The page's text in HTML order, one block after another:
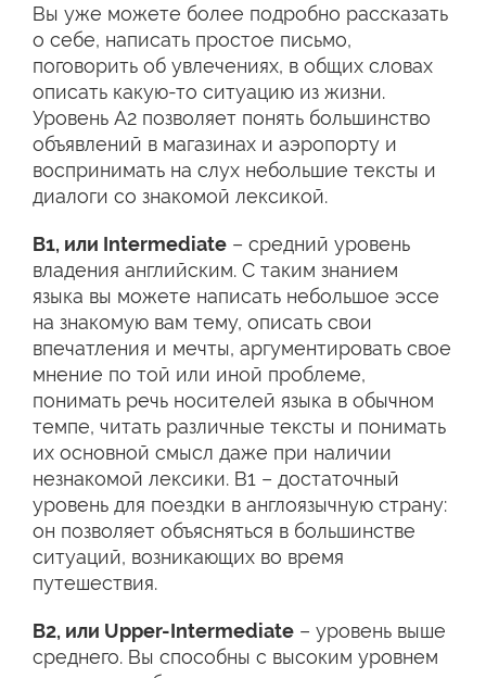
Вы уже можете более подробно рассказать
о себе, написать простое письмо,
поговорить об увлечениях, в общих словах
описать какую-то ситуацию из жизни.
Уровень А2 позволяет понять большинство
объявлений в магазинах и аэропорту и
воспринимать на слух небольшие тексты и
диалоги со знакомой лексикой.
В1, или Intermediate – средний уровень
владения английским. С таким знанием
языка вы можете написать небольшое эссе
на знакомую вам тему, описать свои
впечатления и мечты, аргументировать свое
мнение по той или иной проблеме,
понимать речь носителей языка в обычном
темпе, читать различные тексты и понимать
их основной смысл даже при наличии
незнакомой лексики. В1 – достаточный
уровень для поездки в англоязычную страну:
он позволяет объясняться в большинстве
ситуаций, возникающих во время
путешествия.
В2, или Upper-Intermediate – уровень выше
среднего. Вы способны с высоким уровнем